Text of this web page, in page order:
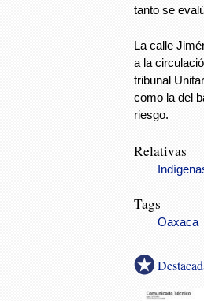
tanto se
La calle
a la
tribunal
como la del
riesgo.
Relativas
Tags
Oaxaca